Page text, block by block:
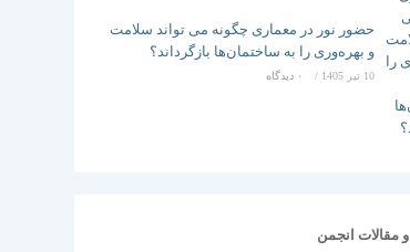
حضور نور در معماری چگونه می تواند سلامت
و بهره‌وری را به ساختمان‌ها بازگرداند؟
10 تیر 1405 / ۰ دیدگاه
و مقالات انجمن